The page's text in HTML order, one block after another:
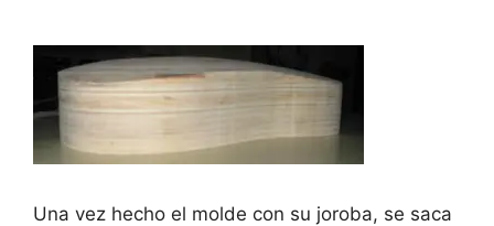
Una vez hecho el molde con su joroba, se saca